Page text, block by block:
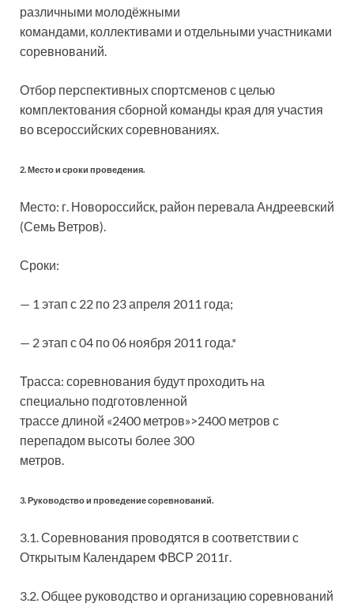
различными молодёжными
командами, коллективами и отдельными участниками
соревнований.
Отбор перспективных спортсменов с целью
комплектования сборной команды края для участия
во всероссийских соревнованиях.
2. Место и сроки проведения.
Место: г. Новороссийск, район перевала Андреевский
(Семь Ветров).
Сроки:
— 1 этап с 22 по 23 апреля 2011 года;
— 2 этап с 04 по 06 ноября 2011 года.*
Трасса: соревнования будут проходить на
специально подготовленной
трассе длиной «2400 метров»>2400 метров с
перепадом высоты более 300
метров.
3. Руководство и проведение соревнований.
3.1. Соревнования проводятся в соответствии с
Открытым Календарем ФВСР 2011г.
3.2. Общее руководство и организацию соревнований